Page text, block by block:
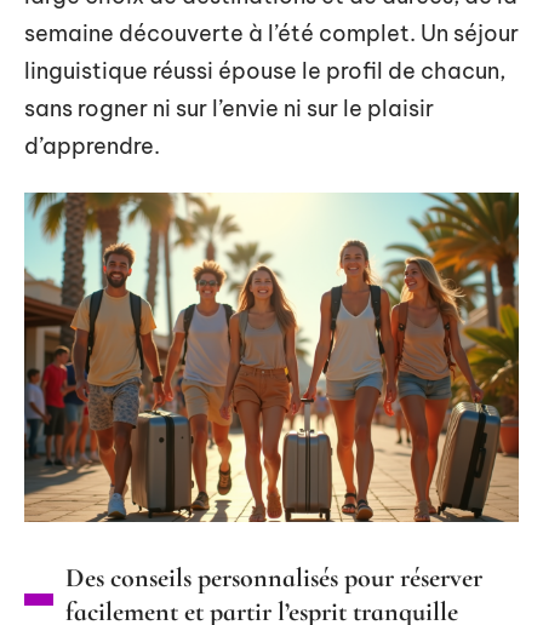
semaine découverte à l’été complet. Un séjour
linguistique réussi épouse le profil de chacun,
sans rogner ni sur l’envie ni sur le plaisir
d’apprendre.
Des conseils personnalisés pour réserver
facilement et partir l’esprit tranquille